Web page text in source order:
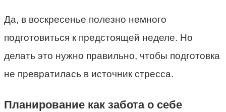
Да, в воскресенье полезно немного
подготовиться к предстоящей неделе. Но
делать это нужно правильно, чтобы подготовка
не превратилась в источник стресса.
Планирование как забота о себе